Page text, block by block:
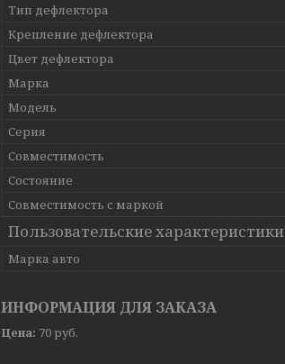
Тип дефлектора
Крепление дефлектора
Цвет дефлектора
Марка
Модель
Серия
Совместимость
Состояние
Совместимость с маркой
Пользовательские характеристики
Марка авто
ИНФОРМАЦИЯ ДЛЯ ЗАКАЗА
Цена: 70 руб.